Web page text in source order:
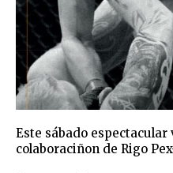
Este sábado espectacular
colaboraciñon de Rigo